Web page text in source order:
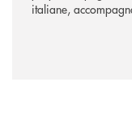
italiane,